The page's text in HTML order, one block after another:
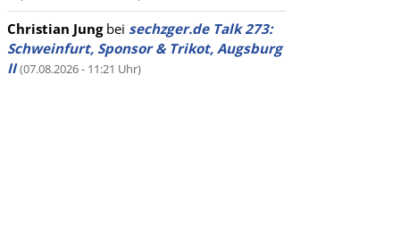
Christian Jungbei sechzger.de Talk 273:
Schweinfurt, Sponsor & Trikot, Augsburg
II (07.08.2026 - 11:21 Uhr)